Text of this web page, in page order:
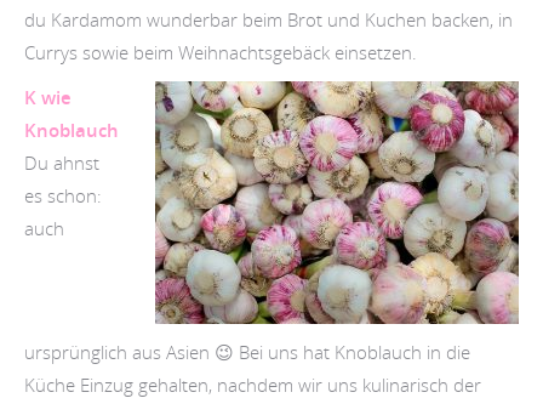
du Kardamom wunderbar beim Brot und Kuchen backen, in
Currys sowie beim Weihnachtsgebäck einsetzen.
K wie
Knoblauch
Du ahnst
es schon:
auch
ursprünglich aus Asien 😉 Bei uns hat Knoblauch in die
Küche Einzug gehalten, nachdem wir uns kulinarisch der